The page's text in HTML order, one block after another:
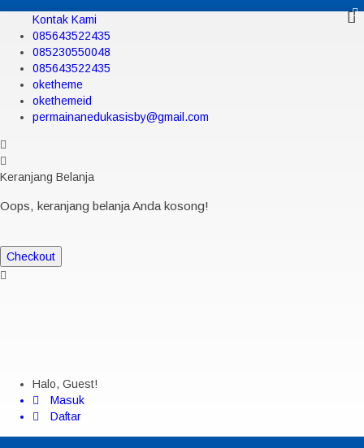
Kontak Kami
085643522435
085230550048
085643522435
oketheme
okethemeid
permainanedukasisby@gmail.com
Keranjang Belanja
Oops, keranjang belanja Anda kosong!
Checkout
Halo, Guest!
Masuk
Daftar